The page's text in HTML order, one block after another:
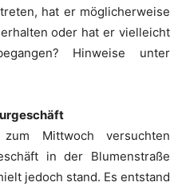
hat er möglicherweise
oder hat er vielleicht
Hinweise unter
Mittwoch versuchten
in der Blumenstraße
jedoch stand. Es entstand